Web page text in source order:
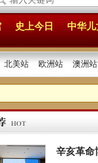
史上今日 中华儿
北美站 欧洲站 澳洲站
辛亥革命